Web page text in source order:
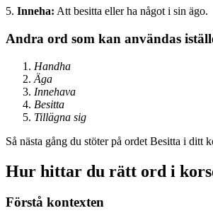
5. Inneha: Att besitta eller ha något i sin ägo.
Andra ord som kan användas
Handha
Äga
Innehava
Besitta
Tillägna sig
Så nästa gång du stöter på ordet Besitta i
Hur hittar du rätt ord i
Förstå kontexten